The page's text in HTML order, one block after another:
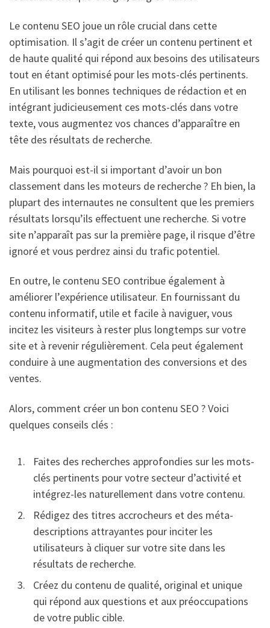
Le contenu SEO joue un rôle crucial dans cette
optimisation. Il s’agit de créer un contenu pertinent et
de haute qualité qui répond aux besoins des utilisateurs
tout en étant optimisé pour les mots-clés pertinents.
En utilisant les bonnes techniques de rédaction et en
intégrant judicieusement ces mots-clés dans votre
texte, vous augmentez vos chances d’apparaître en
tête des résultats de recherche.
Mais pourquoi est-il si important d’avoir un bon
classement dans les moteurs de recherche ? Eh bien, la
plupart des internautes ne consultent que les premiers
résultats lorsqu’ils effectuent une recherche. Si votre
site n’apparaît pas sur la première page, il risque d’être
ignoré et vous perdrez ainsi du trafic potentiel.
En outre, le contenu SEO contribue également à
améliorer l’expérience utilisateur. En fournissant du
contenu informatif, utile et facile à naviguer, vous
incitez les visiteurs à rester plus longtemps sur votre
site et à revenir régulièrement. Cela peut également
conduire à une augmentation des conversions et des
ventes.
Alors, comment créer un bon contenu SEO ? Voici
quelques conseils clés :
Faites des recherches approfondies sur les mots-
clés pertinents pour votre secteur d’activité et
intégrez-les naturellement dans votre contenu.
Rédigez des titres accrocheurs et des méta-
descriptions attrayantes pour inciter les
utilisateurs à cliquer sur votre site dans les
résultats de recherche.
Créez du contenu de qualité, original et unique
qui répond aux questions et aux préoccupations
de votre public cible.